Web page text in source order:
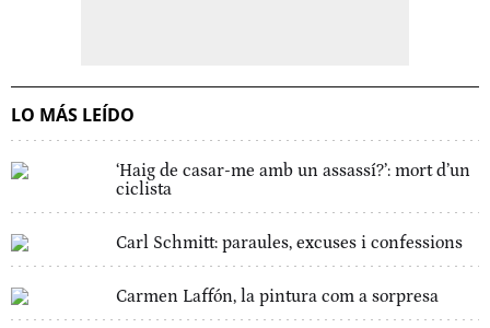
LO MÁS LEÍDO
‘Haig de casar-me amb un assassí?’: mort d’un
ciclista
Carl Schmitt: paraules, excuses i confessions
Carmen Laffón, la pintura com a sorpresa